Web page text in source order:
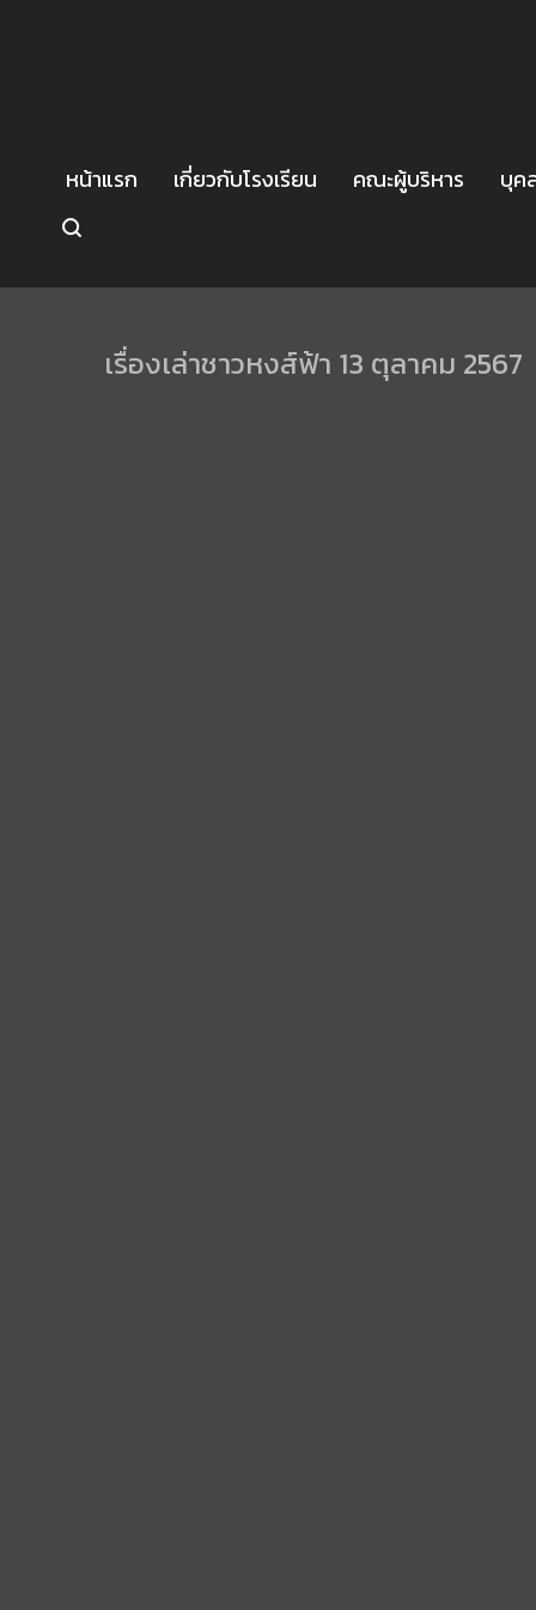
หน้าแรก เกี่ยวกับโรงเรียน คณะผู้บริหาร บุค
เรื่องเล่าชาวหงส์ฟ้า 13 ตุลาคม 2567